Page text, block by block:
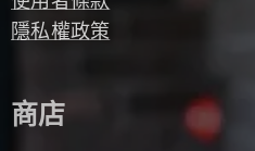
隱私權政策
商店